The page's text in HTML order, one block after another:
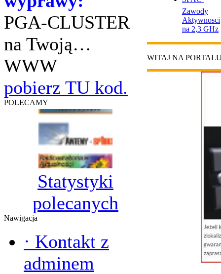
PGA-CLUSTER
na Twoją…
WWW
pobierz TU kod.
POLECAMY
Statystyki
polecanych
Nawigacja
· Kontakt z
adminem
Zawody
Aktywnosci
na 2,3 GHz
WITAJ NA